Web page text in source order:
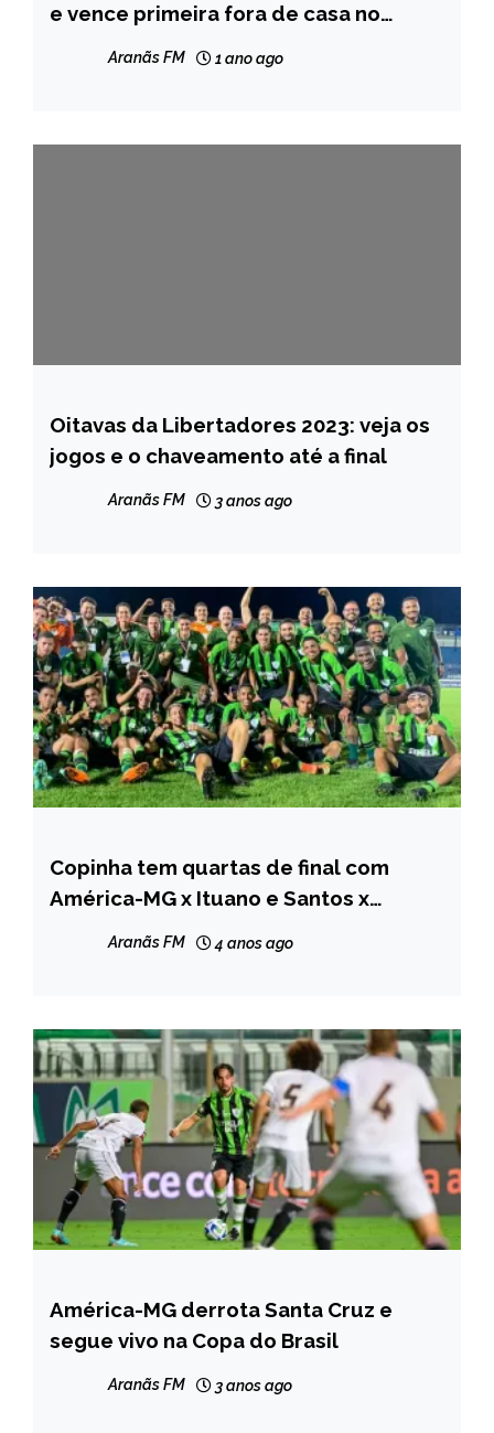
NOTÍCIAS
e vence primeira fora de casa no
Aranãs FM 1 ano ago
ESPORTES
Oitavas da Libertadores 2023: veja os
jogos e o chaveamento até a final
Aranãs FM 3 anos ago
ESPORTES
Copinha tem quartas de final com
América-MG x Ituano e Santos x
Aranãs FM 4 anos ago
ESPORTES
América-MG derrota Santa Cruz e
segue vivo na Copa do Brasil
Aranãs FM 3 anos ago